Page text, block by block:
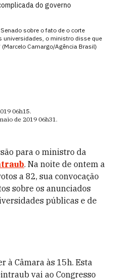
do governo
sobre o fato de o corte
o ministro disse que
Camargo/Agência Brasil)
06h15.
de 2019 06h31.
para o ministro da
. Na noite de ontem a
a 82, sua convocação
sobre os anunciados
públicas e de
à Câmara às 15h. Esta
vai ao Congresso